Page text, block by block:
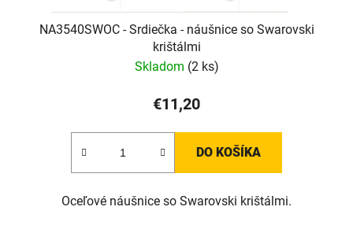
NA3540SWOC - Srdiečka - náušnice so Swarovski
krištálmi
Skladom (2 ks)
€11,20
DO KOŠÍKA
Oceľové náušnice so Swarovski krištálmi.